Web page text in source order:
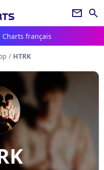
newsletter search
Charts français
/ HTRK